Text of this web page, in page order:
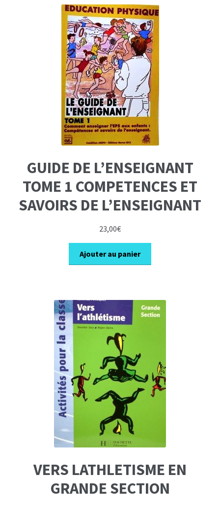
GUIDE DE L’ENSEIGNANT
TOME 1 COMPETENCES ET
SAVOIRS DE L’ENSEIGNANT
23,00€
Ajouter au panier
VERS LATHLETISME EN
GRANDE SECTION